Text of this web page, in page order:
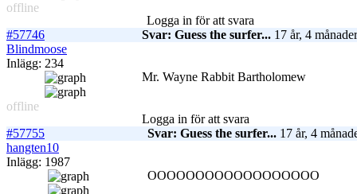
offline
Logga in för att svara
#57746
Svar: Guess the surfer... 17 år, 4
Blindmoose
Inlägg: 234
offline
Mr. Wayne Rabbit Bartholomew
Logga in för att svara
#57755
Svar: Guess the surfer... 17 år, 4
hangten10
Inlägg: 1987
OOOOOOOOOOOOOOOOOO